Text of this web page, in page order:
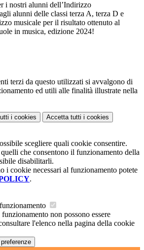
i nostri alunni dell’Indirizzo
alunni delle classi terza A, terza D e
musicale per il risultato ottenuto al
in musica, edizione 2024!
terzi da questo utilizzati si avvalgono di
ed utili alle finalità illustrate nella
i cookies Accetta tutti i cookies
scegliere quali cookie consentire.
che consentono il funzionamento della
disabilitarli.
i cookie necessari al funzionamento potete
.
non possono essere
l'elenco nella pagina della cookie